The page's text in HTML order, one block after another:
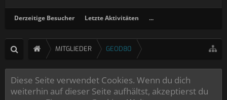
Derzeitige Besucher Letzte Aktivitäten ...
MITGLIEDER GEOD80
Diese Seite verwendet Cookies. Wenn du dich
weiterhin auf dieser Seite aufhältst, akzeptierst du